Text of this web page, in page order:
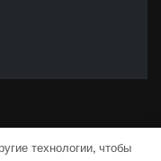
технологии, чтобы